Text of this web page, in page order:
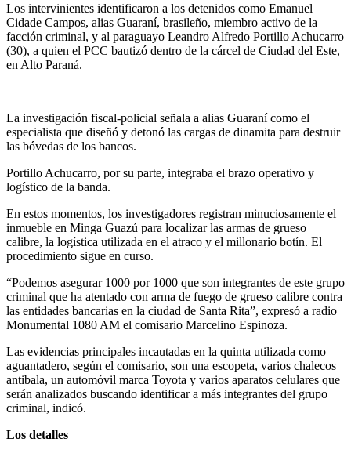
Los intervinientes identificaron a los detenidos como Emanuel
Cidade Campos, alias Guaraní, brasileño, miembro activo de la
facción criminal, y al paraguayo Leandro Alfredo Portillo Achucarro
(30), a quien el PCC bautizó dentro de la cárcel de Ciudad del Este,
en Alto Paraná.
La investigación fiscal-policial señala a alias Guaraní como el
especialista que diseñó y detonó las cargas de dinamita para destruir
las bóvedas de los bancos.
Portillo Achucarro, por su parte, integraba el brazo operativo y
logístico de la banda.
En estos momentos, los investigadores registran minuciosamente el
inmueble en Minga Guazú para localizar las armas de grueso
calibre, la logística utilizada en el atraco y el millonario botín. El
procedimiento sigue en curso.
“Podemos asegurar 1000 por 1000 que son integrantes de este grupo
criminal que ha atentado con arma de fuego de grueso calibre contra
las entidades bancarias en la ciudad de Santa Rita”, expresó a radio
Monumental 1080 AM el comisario Marcelino Espinoza.
Las evidencias principales incautadas en la quinta utilizada como
aguantadero, según el comisario, son una escopeta, varios chalecos
antibala, un automóvil marca Toyota y varios aparatos celulares que
serán analizados buscando identificar a más integrantes del grupo
criminal, indicó.
Los detalles